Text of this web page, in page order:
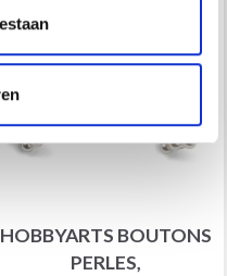
HOBBYARTS BOUTONS
PERLES,